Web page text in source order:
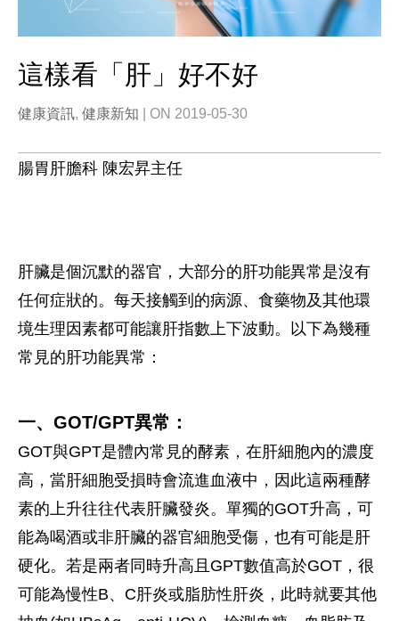
這樣看「肝」好不好
健康資訊, 健康新知 | ON 2019-05-30
腸胃肝膽科 陳宏昇主任
肝臟是個沉默的器官，大部分的肝功能異常是沒有
任何症狀的。每天接觸到的病源、食藥物及其他環
境生理因素都可能讓肝指數上下波動。以下為幾種
常見的肝功能異常：
一、GOT/GPT異常：
GOT與GPT是體內常見的酵素，在肝細胞內的濃度
高，當肝細胞受損時會流進血液中，因此這兩種酵
素的上升往往代表肝臟發炎。單獨的GOT升高，可
能為喝酒或非肝臟的器官細胞受傷，也有可能是肝
硬化。若是兩者同時升高且GPT數值高於GOT，很
可能為慢性B、C肝炎或脂肪性肝炎，此時就要其他